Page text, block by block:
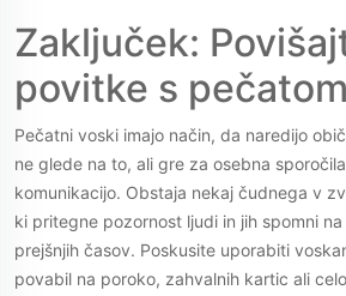
Zaključek:
povitke s
Pečatni voski imajo način, da naredijo
ne glede na to, ali gre za osebna
komunikacijo. Obstaja nekaj čudnega v
ki pritegne pozornost ljudi in jih spomni
prejšnjih časov. Poskusite uporabiti
povabil na poroko, zahvalnih kartic ali